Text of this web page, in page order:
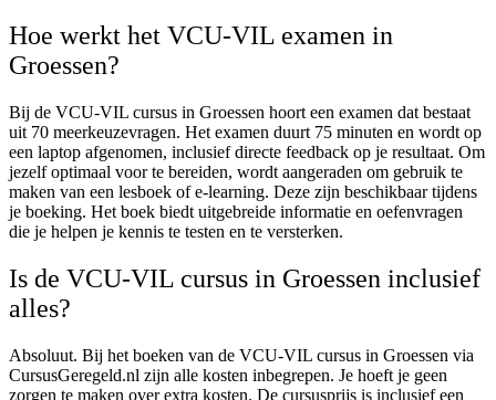
Hoe werkt het VCU-VIL examen in
Groessen?
Bij de VCU-VIL cursus in Groessen hoort een examen dat bestaat
uit 70 meerkeuzevragen. Het examen duurt 75 minuten en wordt op
een laptop afgenomen, inclusief directe feedback op je resultaat. Om
jezelf optimaal voor te bereiden, wordt aangeraden om gebruik te
maken van een lesboek of e-learning. Deze zijn beschikbaar tijdens
je boeking. Het boek biedt uitgebreide informatie en oefenvragen
die je helpen je kennis te testen en te versterken.
Is de VCU-VIL cursus in Groessen inclusief
alles?
Absoluut. Bij het boeken van de VCU-VIL cursus in Groessen via
CursusGeregeld.nl zijn alle kosten inbegrepen. Je hoeft je geen
zorgen te maken over extra kosten. De cursusprijs is inclusief een